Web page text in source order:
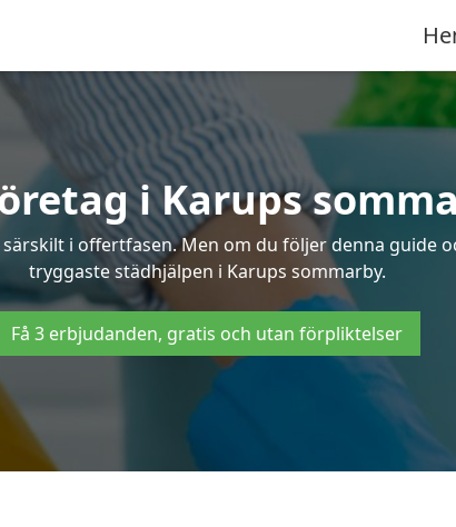
i Karups
i offertfasen. Men om du följer denna guide
tryggaste städhjälpen i Karups sommarby.
Få 3 erbjudanden, gratis och utan förpliktelser